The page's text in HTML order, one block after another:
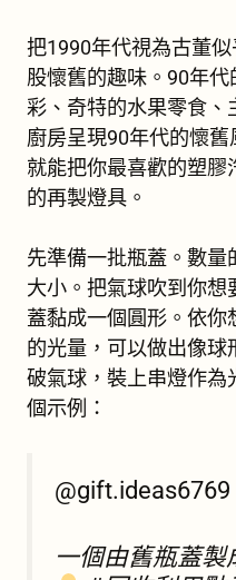
把1990年代視為古董
股懷舊的趣味。90年
彩、奇特的水果零食
廚房呈現90年代的懷
就能把你最喜歡的塑
的再製燈具。
先準備一批瓶蓋。數量
大小。把氣球吹到你
蓋黏成一個圓形。依
的光量，可以做出像
破氣球，裝上串燈作為
個示例：
@gift.ideas6769
一個由舊瓶蓋